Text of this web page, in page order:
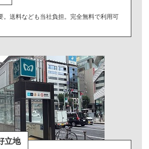
。送料なども当社負担。完全無料で利用可
立地